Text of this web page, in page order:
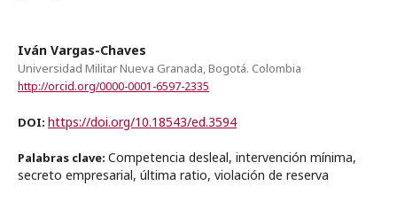
Iván Vargas-Chaves
Universidad Militar Nueva Granada, Bogotá. Colombia
http://orcid.org/0000-0001-6597-2335
DOI: https://doi.org/10.18543/ed.3594
Palabras clave: Competencia desleal, intervención mínima,
secreto empresarial, última ratio, violación de reserva